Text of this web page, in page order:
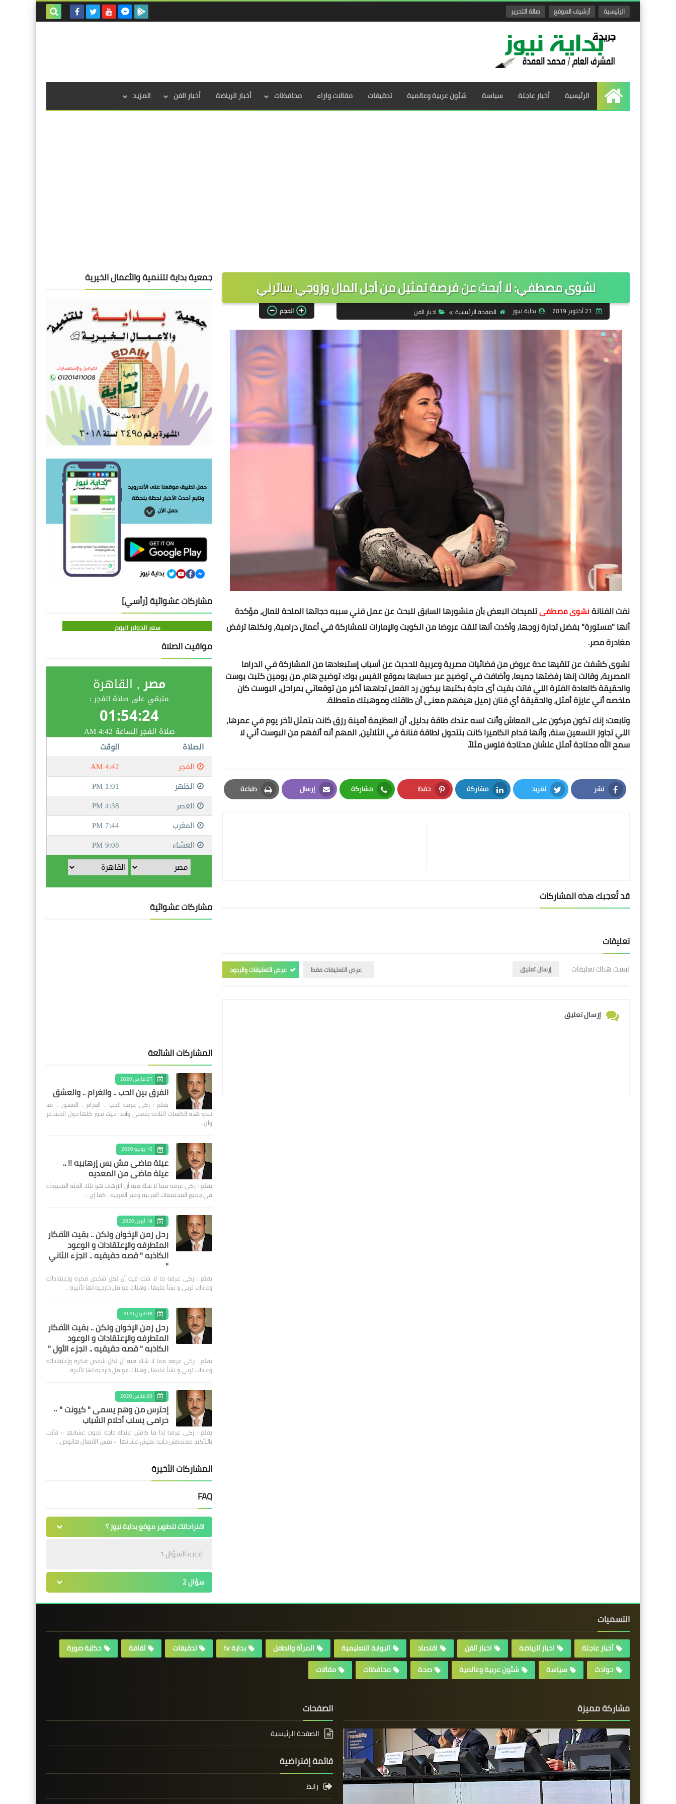
الرئيسية أرشيف الموقع صالة التحرير
الرئيسية
الرئيسية أخبار عاجلة سياسة شئون عربية وعالمية تحقيقات مقالات واراء محافظات أخبار الرياضة أخبار الفن المزيد
نشوى مصطفي: لا أبحث عن فرصة تمثيل من أجل المال وزوجي ساترني
بداية نيوز الصفحة الرئيسية اخبار الفن الحجم
نفت الفنانةنشوى مصطفىتلميحات البعض بأن منشورها السابق للبحث عن عمل فني سببه حجاتها الملحة للمال، مؤكدة
أنها "مستورة" بفضل تجارة زوجها، وأكدت أنها تلقت عروضا من الكويت والإمارات للمشاركة في أعمال درامية، ولكنها ترفض
مغادرة مصر.
نشوى كشفت عن تلقيها عدة عروض من فضائيات مصرية وعربية للحديث عن أسباب إستبعادها من المشاركة في الدراما
المصرية، وقالت إنها رفضتها جميعا، وأضافت في توضيح عبر حسابها بموقع الفيس بوك: توضيح هام، من يومين كتبت بوست
والحقيقة كالعادة الفترة اللي فاتت بقيت أى حاجة بكتبها بيكون رد الفعل تجاهها أكبر من توقعاتي بمراحل، البوست كان
ملخصه أني عايزة أمثل، والحقيقة أي فنان زميل هيفهم معنى أن طاقتك وموهبتك متعطلة.
وتابعت: إنك تكون مركون على المعاش وأنت لسه عندك طاقة بدليل، أن العظيمة أمينة رزق كانت بتمثل لأخر يوم في عمرها،
اللي تجاوز التسعين سنة، وأنها قدام الكاميرا كانت بتتحول لطاقة فنانة في الثلاثين، المهم أنه أتفهم من البوست أني لا
سمح الله محتاجة أمثل علشان محتاجة فلوس مثلاً.
نشر
Facebook
تغريد
Twitter
مشاركة
LinkedIn
حفظ
Pinterest
مشاركة
Whatsapp
إرسال
Email
طباعة
Print
قد تُعجبك هذه المشاركات
تعليقات
ليست هناك تعليقات إرسال تعليق عرض التعليقات فقط عرض التعليقات والردود
إرسال تعليق
جمعية بداية للتنمية والأعمال الخيرية
مشاركات عشوائية [رأسي]
سعر الدولار اليوم
مواقيت الصلاة
مشاركات عشوائية
المشاركات الشائعة
27 مارس 2020
الفرق بين الحب .. والغرام .. والعشق
بقلم : زكى عرفه الحب .. الغرام .. العشق .. قد
تبدو هذه الكلمات الثلاثه بمعنى واحد، حيث تدور كلها حول المشاعر
وال…
16 يوليو 2020
عيلة ماضى مش بس إرهابيه !! ..
عيلة ماضى من المعديه
بقلم : زكى عرفه مما لا شك فيه أن الإرهاب هو تلك الفئه المنبوذه
فى جميع المجتمعات العربيه وغير العربيه ، كما إج…
19 أبريل 2020
رحل زمن الإخوان ولكن .. بقيت الأفكار
المتطرفه والإعتقادات و الوعود
الكاذبه " قصه حقيقيه .. الجزء الثاني
"
بقلم : زكى عرفه ‎ما لا شك فيه أن لكل شخص فكره وإعتقاداته
وعادات تربى و نشأ عليها ، وهناك عوامل خارجيه لها تأثيره…
08 أبريل 2020
رحل زمن الإخوان ولكن .. بقيت الأفكار
المتطرفه والإعتقادات و الوعود
الكاذبه " قصه حقيقيه .. الجزء الأول "
بقلم : زكى عرفه مما لا شك فيه أن لكل شخص فكره وإعتقاداته
وعادات تربى و نشأ عليها ، وهناك عوامل خارجيه لها تأثيره…
20 مارس 2020
إحترس من وهم يسمى " كيونت " ٠٠
حرامى يسلب أحلام الشباب
بقلم : زكى عرفه ‎إذا ما كانش عندك حاجه تموت عشانها ٠٠ فأنت
بالتأكيد معندكش حاجه تعيش عشانها ٠٠ نفس الأفعال هاتوص…
المشاركات الأخيرة
FAQ
اقتراحاتك لتطوير موقع بداية نيوز ؟
إجابه السؤال 1
سؤال 2
التسميات
أخبار عاجلة اخبار الرياضة اخبار الفن اقتصاد البوابة التعليمية المرأة والطفل بداية tv تحقيقات ثقافة
حكاية صورة
حوادث
سياسة شئون عربية وعالمية صحة محافظات مقالات
مشاركة مميزة الصفحات
الصفحة الرئيسية
قائمة إفتراضية
رابط